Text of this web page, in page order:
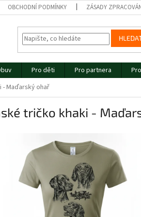
OBCHODNÍ PODMÍNKY ZÁSADY
Pro děti Pro partnera
Maďarský ohař
tričko khaki -